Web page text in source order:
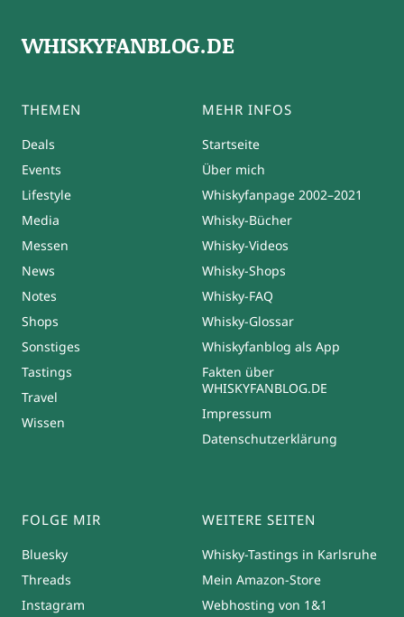
WHISKYFANBLOG.DE
THEMEN
Deals
Events
Lifestyle
Media
Messen
News
Notes
Shops
Sonstiges
Tastings
Travel
Wissen
MEHR INFOS
Startseite
Über mich
Whiskyfanpage 2002–2021
Whisky-Bücher
Whisky-Videos
Whisky-Shops
Whisky-FAQ
Whisky-Glossar
Whiskyfanblog als App
Fakten über
WHISKYFANBLOG.DE
Impressum
Datenschutzerklärung
FOLGE MIR
Bluesky
Threads
Instagram
WEITERE SEITEN
Whisky-Tastings in Karlsruhe
Mein Amazon-Store
Webhosting von 1&1